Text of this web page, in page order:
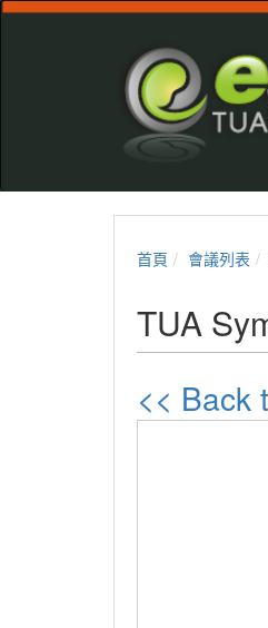
首頁 會議列表
TUA
<< Back